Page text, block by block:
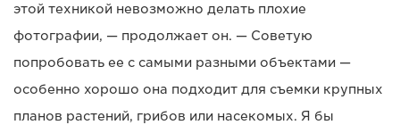
этой техникой невозможно делать плохие
фотографии, — продолжает он. — Советую
попробовать ее с самыми разными объектами —
особенно хорошо она подходит для съемки крупных
планов растений, грибов или насекомых. Я бы